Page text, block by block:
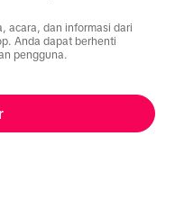
acara, dan informasi dari
Anda dapat berhenti
pengguna.